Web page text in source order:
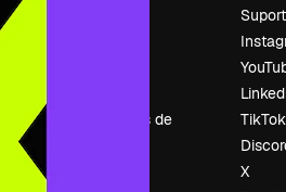
Tendências de
TikTok
X